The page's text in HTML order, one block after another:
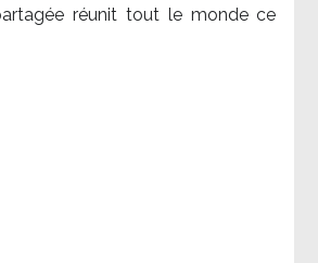
réunit tout le monde ce